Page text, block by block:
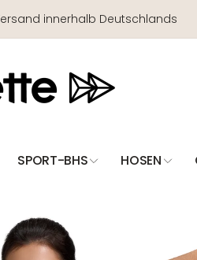
innerhalb Deutschlands
SPORT-BHS HOSEN